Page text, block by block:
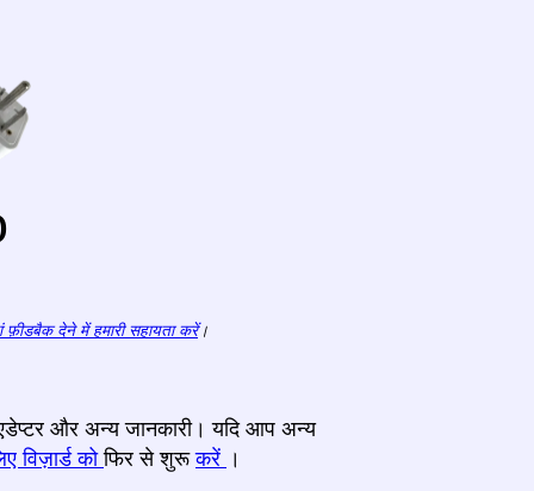
फ़ीडबैक देने में हमारी सहायता करें।
और अन्य जानकारी। यदि आप अन्य
विज़ार्ड कोफिर से शुरूकरें ।